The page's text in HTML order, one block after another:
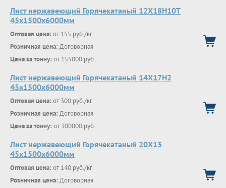
Лист нержавеющий Горячекатаный 12Х18Н10Т
45x1500x6000мм
Оптовая цена: от 155 руб./кг
Розничная цена: Договорная
Цена за тонну: от 155000 руб.
Лист нержавеющий Горячекатаный 14Х17Н2
45x1500x6000мм
Оптовая цена: от 300 руб./кг
Розничная цена: Договорная
Цена за тонну: от 300000 руб.
Лист нержавеющий Горячекатаный 20Х13
45x1500x6000мм
Оптовая цена: от 140 руб./кг
Розничная цена: Договорная